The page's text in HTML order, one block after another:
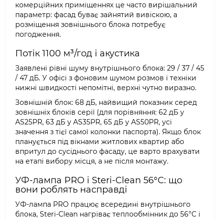
комерційних приміщеннях це часто вирішальний
параметр: фасад буває зайнятий вивіскою, а
розміщення зовнішнього блока потребує
погодження.
Потік 1100 м³/год і акустика
Заявлені рівні шуму внутрішнього блока: 29 / 37 / 45
/ 47 дБ. У офісі з фоновим шумом розмов і техніки
нижні швидкості непомітні, верхні чутно виразно.
Зовнішній блок: 68 дБ, найвищий показник серед
зовнішніх блоків серії (для порівняння: 62 дБ у
AS25PR, 63 дБ у AS35PR, 65 дБ у AS50PR, усі
значення з тієї самої колонки паспорта). Якщо блок
планується під вікнами житлових квартир або
впритул до сусіднього фасаду, це варто врахувати
на етапі вибору місця, а не після монтажу.
УФ-лампа PRO і Steri-Clean 56°C: що
вони роблять насправді
УФ-лампа PRO працює всередині внутрішнього
блока, Steri-Clean нагріває теплообмінник до 56°C і